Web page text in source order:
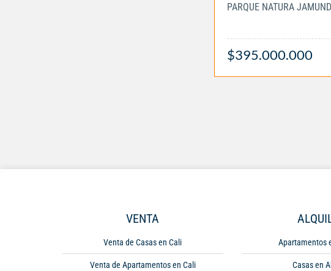
$395.000.000
VENTA
Venta de Casas en Cali
Venta de Apartamentos en Cali
Apartamentos
Casas en